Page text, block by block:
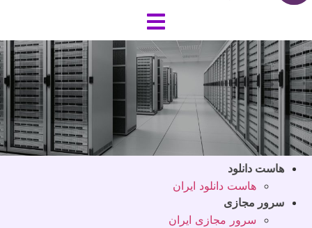
هاست دانلود
هاست دانلود ایران
سرور مجازی
سرور مجازی ایران